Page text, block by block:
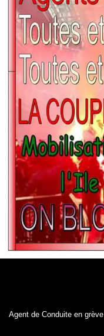
Agent de Conduite en grève